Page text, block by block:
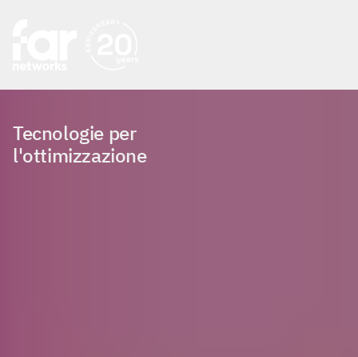
Tecnologie per
l'ottimizzazione